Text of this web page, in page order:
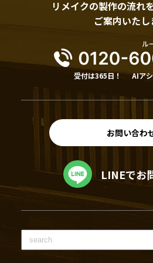
リメイクの製作の流れ
ご案内いたし
受付は365日！ AIア
お問い合わ
LINEでお